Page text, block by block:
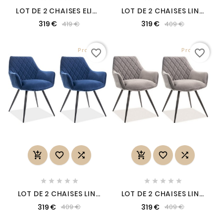
LOT DE 2 CHAISES ELIOS
QUALITÉ, COULEUR
319 € 419 €
LOT DE 2 CHAISES LINA
QUALITÉ, COULEUR
319 € 409 €
Promo !
  
    
LOT DE 2 CHAISES LINA
QUALITÉ, COULEUR
319 € 409 €
favorite_border Promo !
  
    
LOT DE 2 CHAISES LINA
QUALITÉ, COULEUR
319 € 409 €
favorite_border